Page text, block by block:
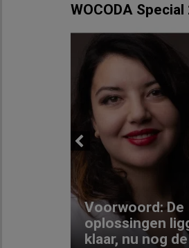
WOCODA Special
Previous
Voorwoord: De
oplossingen
klaar, nu nog